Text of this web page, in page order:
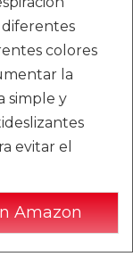
diferentes
colores
la
simple y
evitar el
Amazon